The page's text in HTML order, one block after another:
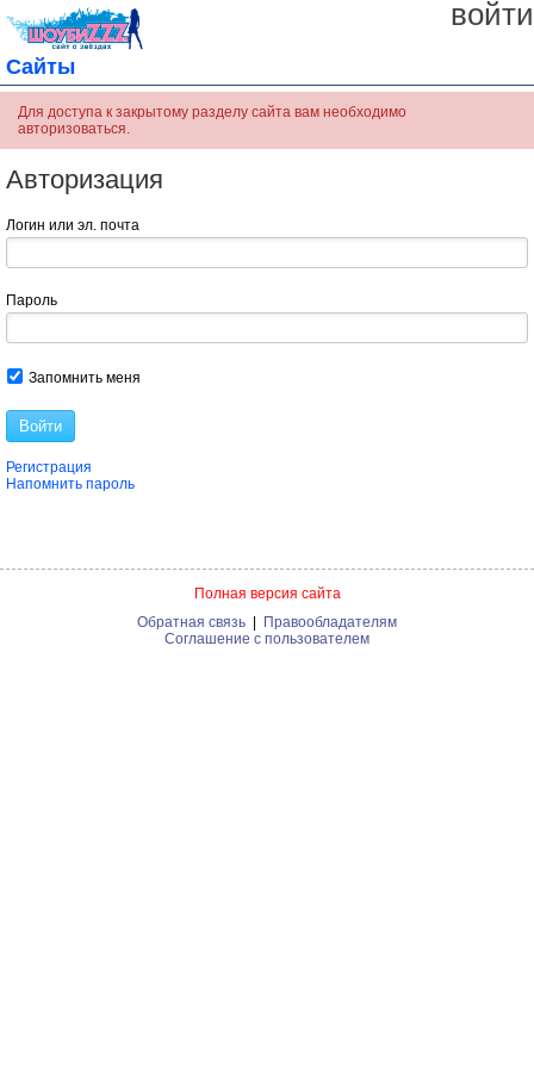
войти
Сайты
Для доступа к закрытому разделу сайта вам необходимо
авторизоваться.
Авторизация
Логин или эл. почта
Пароль
Запомнить меня
Войти
Регистрация
Напомнить пароль
Полная версия сайта
Обратная связь
Правообладателям
Соглашение с пользователем